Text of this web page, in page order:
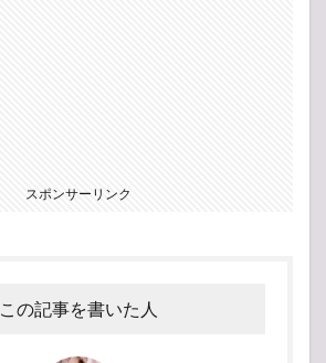
スポンサーリンク
この記事を書いた人